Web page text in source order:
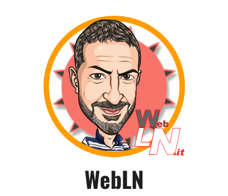
WebLN